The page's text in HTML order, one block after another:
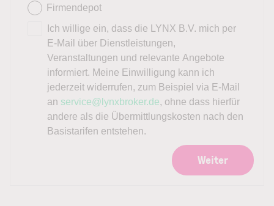
Firmendepot
Ich willige ein, dass die LYNX B.V. mich per
E-Mail über Dienstleistungen,
Veranstaltungen und relevante Angebote
informiert. Meine Einwilligung kann ich
jederzeit widerrufen, zum Beispiel via E-Mail
an service@lynxbroker.de, ohne dass hierfür
andere als die Übermittlungskosten nach den
Basistarifen entstehen.
Weiter